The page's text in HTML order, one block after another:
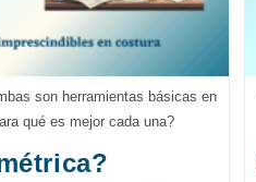
son herramientas básicas en
qué es mejor cada una?